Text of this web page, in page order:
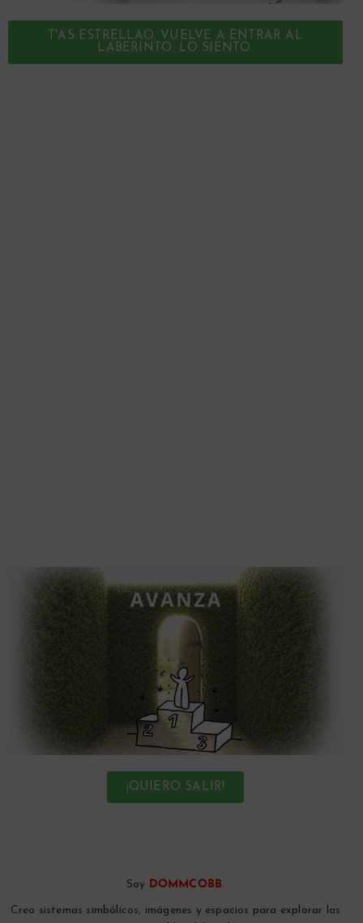
T'AS ESTRELLAO. VUELVE A ENTRAR AL
LABERINTO. LO SIENTO.
¡QUIERO SALIR!
Soy DOMMCOBB.
Creo sistemas simbólicos, imágenes y espacios para explorar las